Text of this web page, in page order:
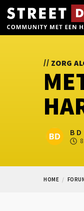
// ZORG
B D
HOME